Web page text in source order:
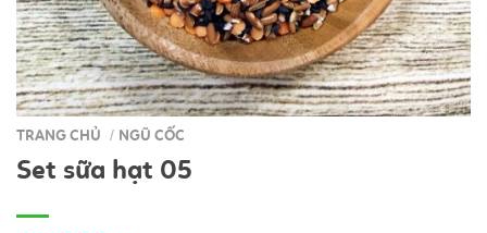
TRANG CHỦ / NGŨ CỐC
Set sữa hạt 05